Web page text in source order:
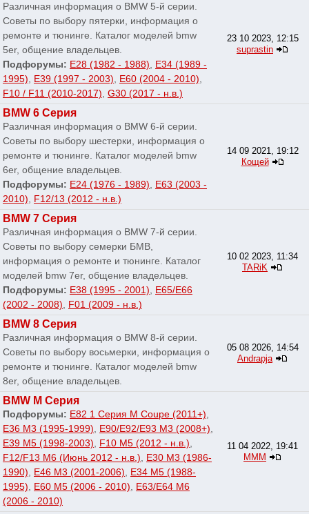
Различная информация о BMW 5-й серии.
Советы по выбору пятерки, информация о
ремонте и тюнинге. Каталог моделей bmw
5er, общение владельцев.
Подфорумы: E28 (1982 - 1988), E34 (1989 -
1995), E39 (1997 - 2003), E60 (2004 - 2010),
F10 / F11 (2010-2017), G30 (2017 - н.в.)
23 10 2023, 12:15
suprastin
BMW 6 Серия
Различная информация о BMW 6-й серии.
Советы по выбору шестерки, информация о
ремонте и тюнинге. Каталог моделей bmw
6er, общение владельцев.
Подфорумы: E24 (1976 - 1989), E63 (2003 -
2010), F12/13 (2012 - н.в.)
14 09 2021, 19:12
Кощей
BMW 7 Серия
Различная информация о BMW 7-й серии.
Советы по выбору семерки БМВ,
информация о ремонте и тюнинге. Каталог
моделей bmw 7er, общение владельцев.
Подфорумы: E38 (1995 - 2001), E65/E66
(2002 - 2008), F01 (2009 - н.в.)
10 02 2023, 11:34
TARiK
BMW 8 Серия
Различная информация о BMW 8-й серии.
Советы по выбору восьмерки, информация о
ремонте и тюнинге. Каталог моделей bmw
8er, общение владельцев.
05 08 2026, 14:54
Andrapja
BMW M Серия
Подфорумы: E82 1 Серия M Coupe (2011+),
E36 M3 (1995-1999), E90/E92/E93 M3 (2008+),
E39 M5 (1998-2003), F10 M5 (2012 - н.в.),
F12/F13 M6 (Июнь 2012 - н.в.), E30 M3 (1986-
1990), E46 M3 (2001-2006), E34 M5 (1988-
1995), E60 M5 (2006 - 2010), E63/E64 M6
(2006 - 2010)
11 04 2022, 19:41
МММ